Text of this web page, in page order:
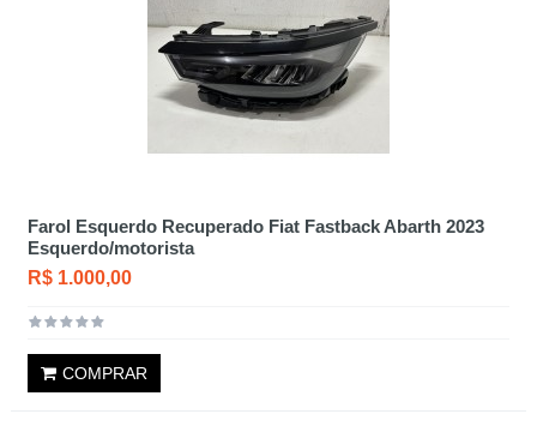
Farol Esquerdo Recuperado Fiat Fastback Abarth 2023
Esquerdo/motorista
R$ 1.000,00
COMPRAR